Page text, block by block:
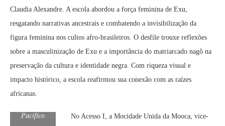
Claudia Alexandre. A escola abordou a força feminina de Exu,
resgatando narrativas ancestrais e combatendo a invisibilização da
figura feminina nos cultos afro-brasileiros. O desfile trouxe reflexões
sobre a masculinização de Exu e a importância do matriarcado nagô na
preservação da cultura e identidade negra. Com riqueza visual e
impacto histórico, a escola reafirmou sua conexão com as raízes
africanas.
Pacifico
No Acesso I, a Mocidade Unida da Mooca, vice-